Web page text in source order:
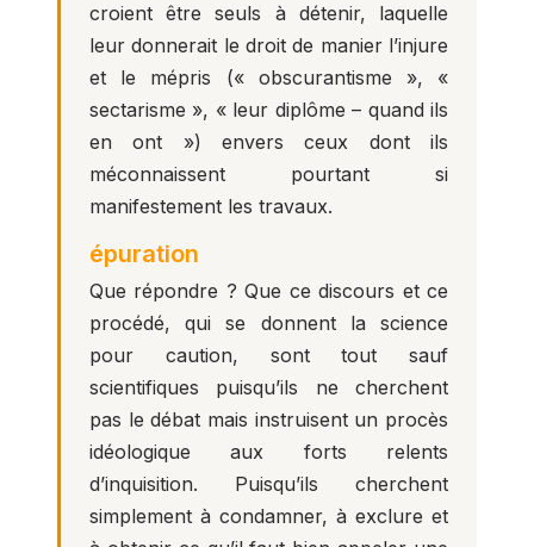
croient être seuls à détenir, laquelle
leur donnerait le droit de manier l’injure
et le mépris (« obscurantisme », «
sectarisme », « leur diplôme – quand ils
en ont ») envers ceux dont ils
méconnaissent pourtant si
manifestement les travaux.
épuration
Que répondre ? Que ce discours et ce
procédé, qui se donnent la science
pour caution, sont tout sauf
scientifiques puisqu’ils ne cherchent
pas le débat mais instruisent un procès
idéologique aux forts relents
d’inquisition. Puisqu’ils cherchent
simplement à condamner, à exclure et